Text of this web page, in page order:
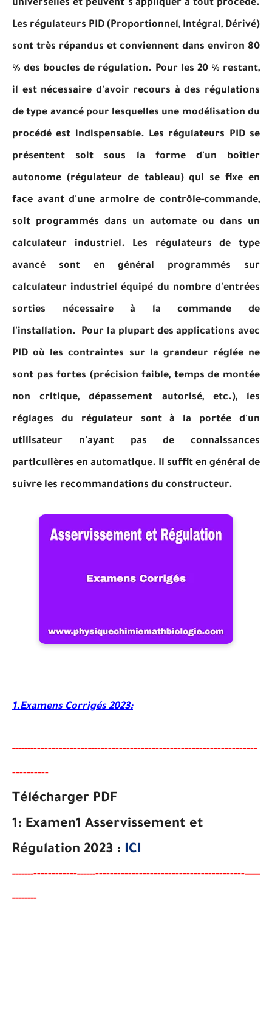
universelles et peuvent s'appliquer à tout procédé.
Les régulateurs PID (Proportionnel, Intégral, Dérivé)
sont très répandus et conviennent dans environ 80
% des boucles de régulation. Pour les 20 % restant,
il est nécessaire d'avoir recours à des régulations
de type avancé pour lesquelles une modélisation du
procédé est indispensable. Les régulateurs PID se
présentent soit sous la forme d'un boîtier
autonome (régulateur de tableau) qui se fixe en
face avant d'une armoire de contrôle-commande,
soit programmés dans un automate ou dans un
calculateur industriel. Les régulateurs de type
avancé sont en général programmés sur
calculateur industriel équipé du nombre d'entrées
sorties nécessaire à la commande de
l'installation. Pour la plupart des applications avec
PID où les contraintes sur la grandeur réglée ne
sont pas fortes (précision faible, temps de montée
non critique, dépassement autorisé, etc.), les
réglages du régulateur sont à la portée d'un
utilisateur n'ayant pas de connaissances
particulières en automatique. Il suffit en général de
suivre les recommandations du constructeur.
1.Examens Corrigés 2023:
---------------------------------------------------------------------
----------
Télécharger PDF
1: Examen1 Asservissement et
Régulation 2023 : ICI
-----------------------------------------------------------------------
--------